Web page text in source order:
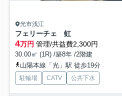
光市浅江
フェリーチェ 虹
4万円 管理/共益費2,300円
30.00㎡ (1R) /築8年 /2階建
山陽本線「光」駅 徒歩19分
駐輪場 CATV 公共下水